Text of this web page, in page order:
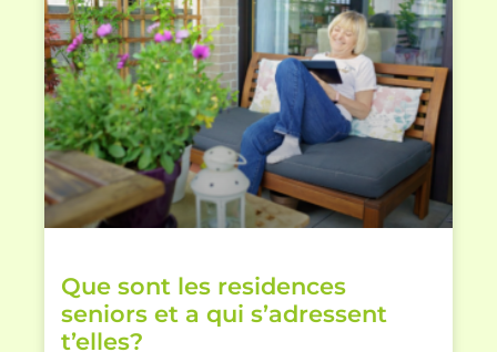
Que sont les residences
seniors et a qui s’adressent
t’elles?